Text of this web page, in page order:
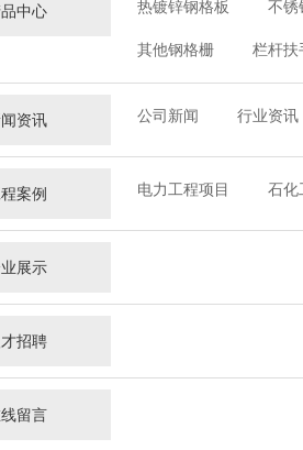
中心 热镀锌钢格板 不锈
其他钢格栅 栏杆扶
资讯 公司新闻 行业资讯
案例 电力工程项目 石化
展示
才招聘
留言